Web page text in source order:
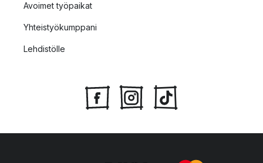
Avoimet työpaikat
Yhteistyökumppani
Lehdistölle